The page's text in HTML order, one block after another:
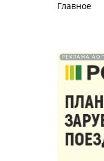
Главное
РЕКЛАМА АО